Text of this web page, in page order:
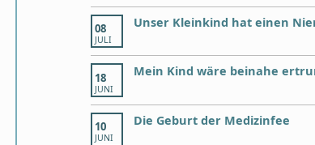
08
JULI
Unser Kleinkind hat einen
18
JUNI
Mein Kind wäre beinahe
10
JUNI
Die Geburt der Medizinfee